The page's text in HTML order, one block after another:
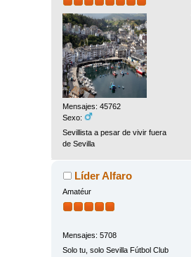
Mensajes: 45762
Sexo:
Sevillista a pesar de vivir fuera
de Sevilla
Líder Alfaro
Amatéur
Mensajes: 5708
Solo tu, solo Sevilla Fútbol Club